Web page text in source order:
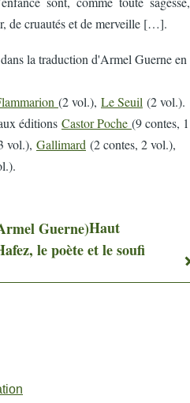
de cruautés et de merveille […].
la traduction d'Armel Guerne en
(2 vol.), Le Seuil (2 vol.).
éditions Castor Poche (9 contes, 1
vol.), Gallimard (2 contes, 2 vol.),
Guerne)Haut
le poète et le soufi